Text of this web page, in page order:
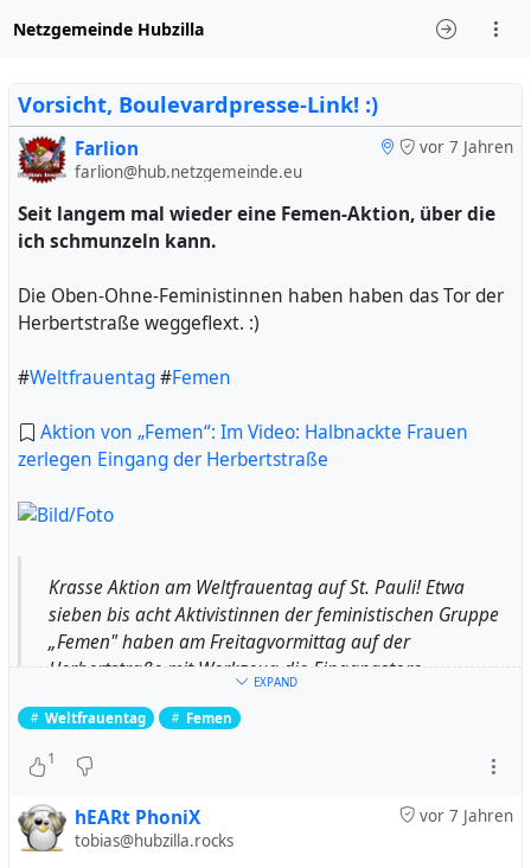
Netzgemeinde Hubzilla
Vorsicht, Boulevardpresse-Link! :)
vor 7 Jahren
Farlion
farlion@hub.netzgemeinde.eu
Seit langem mal wieder eine Femen-Aktion, über die
ich schmunzeln kann.
Die Oben-Ohne-Feministinnen haben haben das Tor der
Herbertstraße weggeflext. :)
#Weltfrauentag#Femen
Aktion von „Femen“: Im Video: Halbnackte Frauen
zerlegen Eingang der Herbertstraße
Krasse Aktion am Weltfrauentag auf St. Pauli! Etwa
sieben bis acht Aktivistinnen der feministischen Gruppe
„Femen" haben am Freitagvormittag auf der
Herbertstraße mit Werkzeug die Eingangstore
EXPAND
Weltfrauentag Femen
1
vor 7 Jahren
hEARt PhoniX
tobias@hubzilla.rocks